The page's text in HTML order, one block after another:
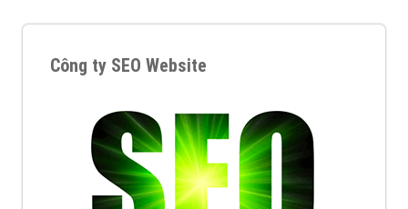
Công ty SEO Website